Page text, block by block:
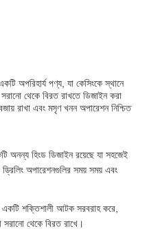
অপরিহার্য পণ্য, যা কেসিংকে স্থানে
থেকে বিরত রাখতে ডিজাইন করা
রাখা এবং মসৃণ খনন অপারেশন নিশ্চিত
অনন্য হিংড ডিজাইন রয়েছে যা সহজেই
অপারেশনগুলির সময় সময় এবং
একটি শক্তিশালী আটক সরবরাহ করে,
থেকে বিরত রাখে।